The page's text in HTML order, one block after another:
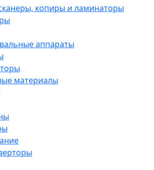
копиры и ламинаторы
аппараты
материалы